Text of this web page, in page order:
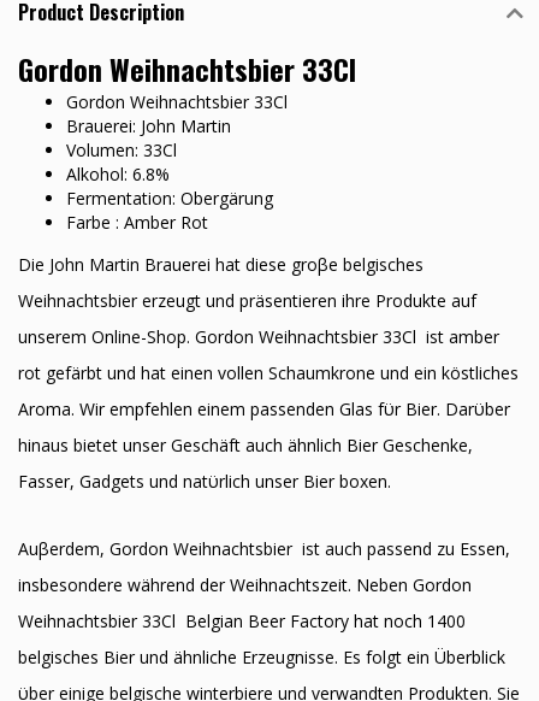
Product Description
Gordon Weihnachtsbier 33Cl
Gordon Weihnachtsbier 33Cl
Brauerei: John Martin
Volumen: 33Cl
Alkohol: 6.8%
Fermentation: Obergärung
Farbe : Amber Rot
Die John Martin Brauerei hat diese groβe belgisches
Weihnachtsbier erzeugt und präsentieren ihre Produkte auf
unserem Online-Shop. Gordon Weihnachtsbier 33Cl ist amber
rot gefärbt und hat einen vollen Schaumkrone und ein köstliches
Aroma. Wir empfehlen einem passenden Glas fϋr Bier. Darϋber
hinaus bietet unser Geschäft auch ähnlich Bier Geschenke,
Fasser, Gadgets und natϋrlich unser Bier boxen.
Auβerdem, Gordon Weihnachtsbier ist auch passend zu Essen,
insbesondere während der Weihnachtszeit. Neben Gordon
Weihnachtsbier 33Cl Belgian Beer Factory hat noch 1400
belgisches Bier und ähnliche Erzeugnisse. Es folgt ein Überblick
ϋber einige belgische winterbiere und verwandten Produkten. Sie